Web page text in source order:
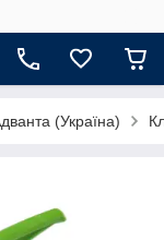
(Україна)